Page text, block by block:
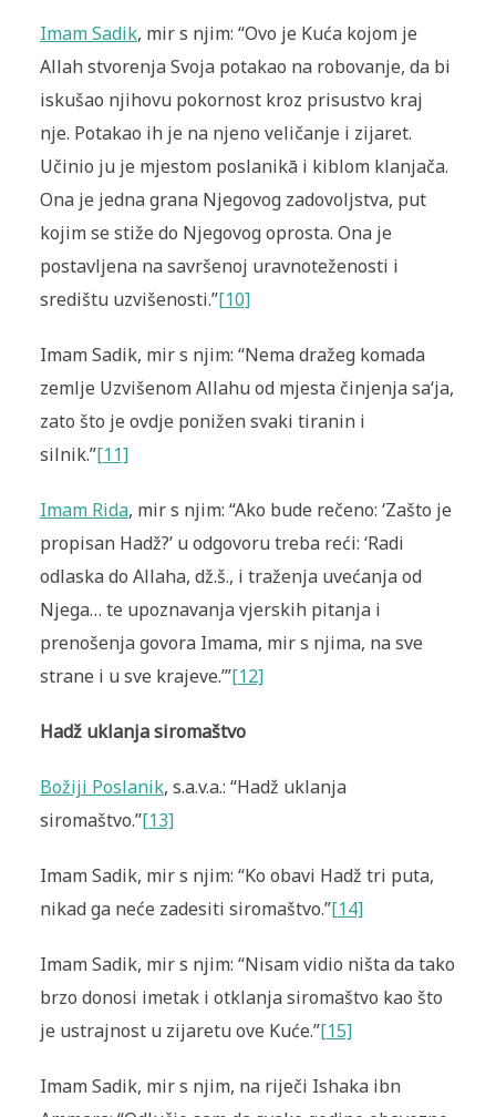
Imam Sadik, mir s njim: “Ovo je Kuća kojom je
Allah stvorenja Svoja potakao na robovanje, da bi
iskušao njihovu pokornost kroz prisustvo kraj
nje. Potakao ih je na njeno veličanje i zijaret.
Učinio ju je mjestom poslanikā i kiblom klanjača.
Ona je jedna grana Njegovog zadovoljstva, put
kojim se stiže do Njegovog oprosta. Ona je
postavljena na savršenoj uravnoteženosti i
središtu uzvišenosti.”[10]
Imam Sadik, mir s njim: “Nema dražeg komada
zemlje Uzvišenom Allahu od mjesta činjenja sa‘ja,
zato što je ovdje ponižen svaki tiranin i
silnik.”[11]
Imam Rida, mir s njim: “Ako bude rečeno: ‘Zašto je
propisan Hadž?’ u odgovoru treba reći: ‘Radi
odlaska do Allaha, dž.š., i traženja uvećanja od
Njega… te upoznavanja vjerskih pitanja i
prenošenja govora Imama, mir s njima, na sve
strane i u sve krajeve.’”[12]
Hadž uklanja siromaštvo
Božiji Poslanik, s.a.v.a.: “Hadž uklanja
siromaštvo.”[13]
Imam Sadik, mir s njim: “Ko obavi Hadž tri puta,
nikad ga neće zadesiti siromaštvo.”[14]
Imam Sadik, mir s njim: “Nisam vidio ništa da tako
brzo donosi imetak i otklanja siromaštvo kao što
je ustrajnost u zijaretu ove Kuće.”[15]
Imam Sadik, mir s njim, na riječi Ishaka ibn